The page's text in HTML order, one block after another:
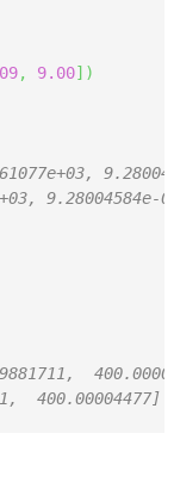
, 9.00] )
400.00004477]